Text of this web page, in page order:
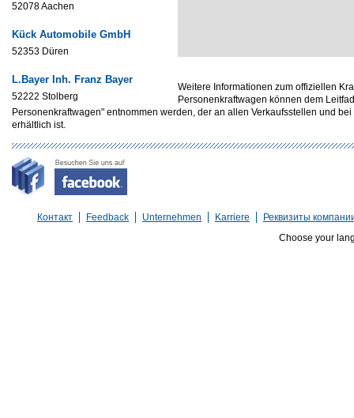
52078 Aachen
Kück Automobile GmbH
52353 Düren
L.Bayer Inh. Franz Bayer
52222 Stolberg
Weitere Informationen zum offiziellen
Personenkraftwagen können dem
Personenkraftwagen" entnommen werden, der an allen Verkaufsstellen und
erhältlich ist.
Контакт Feedback Unternehmen Karriere
Реквизиты
Choose your